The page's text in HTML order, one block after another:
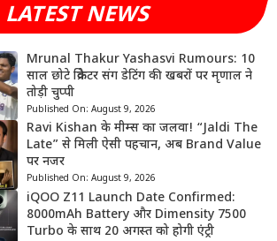
LATEST NEWS
Mrunal Thakur Yashasvi Rumours: 10
साल छोटे क्रिकेटर संग डेटिंग की खबरों पर मृणाल ने
तोड़ी चुप्पी
Published On: August 9, 2026
Ravi Kishan के मीम्स का जलवा! “Jaldi The
Late” से मिली ऐसी पहचान, अब Brand Value
पर नजर
Published On: August 9, 2026
iQOO Z11 Launch Date Confirmed:
8000mAh Battery और Dimensity 7500
Turbo के साथ 20 अगस्त को होगी एंट्री